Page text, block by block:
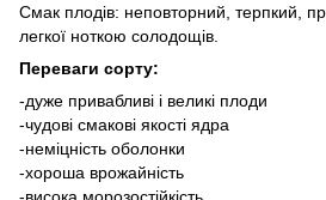
Смак плодів: неповторний, терпкий,
легкої ноткою солодощів.
Переваги сорту:
-дуже привабливі і великі плоди
-чудові смакові якості ядра
-неміцність оболонки
-хороша врожайність
-висока морозостійкість